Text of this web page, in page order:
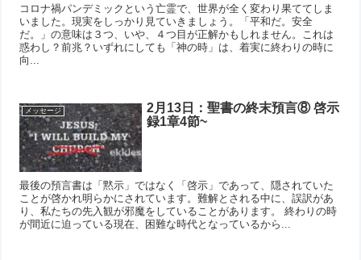
コロナ禍パンデミックという亡霊で、世界が全く変わり果ててしま
いました。現実をしっかり見ていきましょう。「平和だ。安全
だ。」の意味は３つ、いや、４つ目が正解かもしれません。これは
惑わし？前兆？いずれにしても「神の時」は、着実に終わりの時に
向...
メッセージ
2月13日：聖書の終末預言⑧ 啓示
録1章4節~
最後の預言書は「黙示」ではなく「啓示」であって、隠されていた
ことが啓かれ明らかにされています。難解とされる中に、誤訳があ
り、私たちの先入観が邪魔をしていることがあります。 終わりの時
が間近に迫っている現在、困難な時代となっているから...